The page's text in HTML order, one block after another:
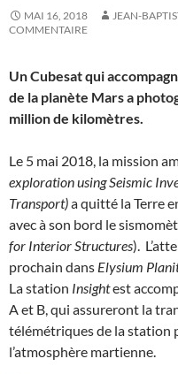
MAI 16, 2018 JEAN-
COMMENTAIRE
Un Cubesat qui
de la planète Mars a
million de kilomètres.
Le 5 mai 2018, la mission
exploration using Seismic
Transport)a quitté la Terre
avec à son bord le
for Interior Structures).
prochain dans Elysium
La station Insightest
A et B, qui assureront la
télémétriques de la station
l’atmosphère martienne.